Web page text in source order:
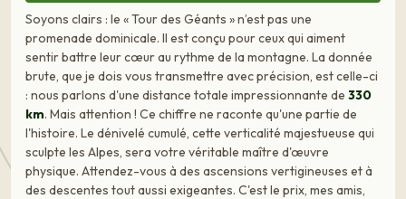
Soyons clairs : le « Tour des Géants » n’est pas une
promenade dominicale. Il est conçu pour ceux qui aiment
sentir battre leur cœur au rythme de la montagne. La donnée
brute, que je dois vous transmettre avec précision, est celle-ci
: nous parlons d'une distance totale impressionnante de 330
km. Mais attention ! Ce chiffre ne raconte qu'une partie de
l'histoire. Le dénivelé cumulé, cette verticalité majestueuse qui
sculpte les Alpes, sera votre véritable maître d'œuvre
physique. Attendez-vous à des ascensions vertigineuses et à
des descentes tout aussi exigeantes. C'est le prix, mes amis,